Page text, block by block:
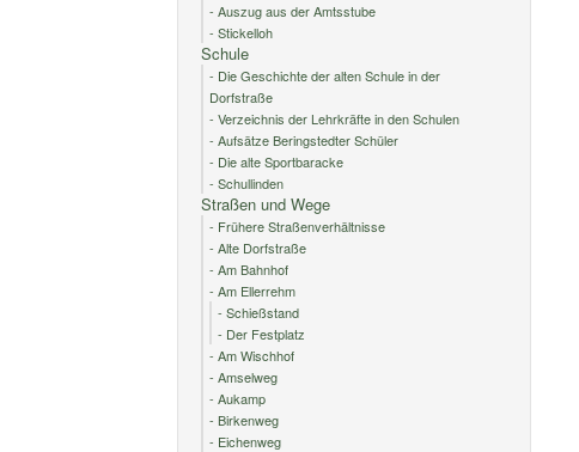
- Auszug aus der Amtsstube
- Stickelloh
Schule
- Die Geschichte der alten Schule in der
Dorfstraße
- Verzeichnis der Lehrkräfte in den Schulen
- Aufsätze Beringstedter Schüler
- Die alte Sportbaracke
- Schullinden
Straßen und Wege
- Frühere Straßenverhältnisse
- Alte Dorfstraße
- Am Bahnhof
- Am Ellerrehm
- Schießstand
- Der Festplatz
- Am Wischhof
- Amselweg
- Aukamp
- Birkenweg
- Eichenweg